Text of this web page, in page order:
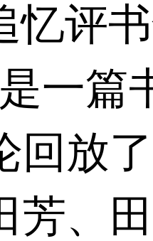
忆评
一篇
回放
芳、